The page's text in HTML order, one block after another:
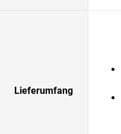
Lieferumfang